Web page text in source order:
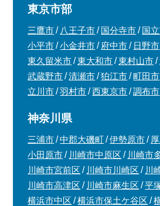
東京市部
三鷹市 八王子市 国分寺市 国
小平市
小金井市 府中市 日野市
東久留米市
東大和市 東村山市
武蔵野市
清瀬市 狛江市 町田市
立川市
羽村市 西東京市 調布市
神奈川県
三浦市 中郡大磯町 伊勢原市
小田原市
川崎市中原区
川崎市
川崎市宮前区
川崎市川崎区
川
川崎市高津区
川崎市麻生区 平
横浜市中区
横浜市保土ケ谷区